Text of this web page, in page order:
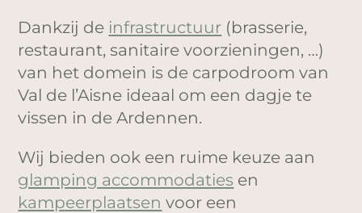
Dankzij de infrastructuur (brasserie,
restaurant, sanitaire voorzieningen, …)
van het domein is de carpodroom van
Val de l’Aisne ideaal om een dagje te
vissen in de Ardennen.
Wij bieden ook een ruime keuze aan
glamping accommodaties en
kampeerplaatsen voor een